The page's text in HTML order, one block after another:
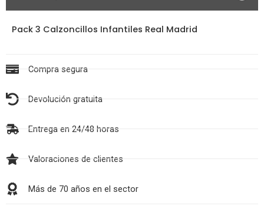
Pack 3 Calzoncillos Infantiles Real Madrid
Compra segura
Devolución gratuita
Entrega en 24/48 horas
Valoraciones de clientes
Más de 70 años en el sector